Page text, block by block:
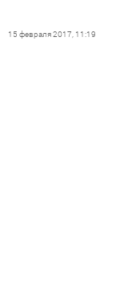
15 февраля 2017, 11:19